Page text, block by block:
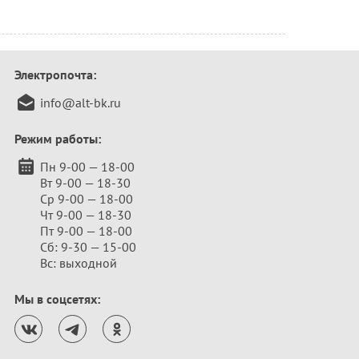
Электропочта:
info@alt-bk.ru
Режим работы:
Пн 9-00 — 18-00
Вт 9-00 — 18-30
Ср 9-00 — 18-00
Чт 9-00 — 18-30
Пт 9-00 — 18-00
Сб: 9-30 — 15-00
Вс: выходной
Мы в соцсетях: